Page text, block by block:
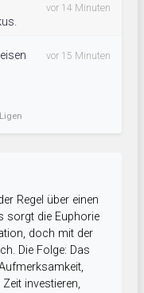
vor 14 Minuten
vor 15 Minuten
Regel über einen
sorgt die Euphorie
doch mit der
Die Folge: Das
investieren,